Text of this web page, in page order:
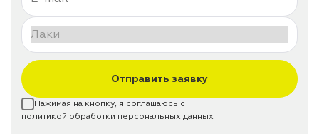
Отправить заявку
Нажимая на кнопку, я соглашаюсь с
политикой обработки персональных данных